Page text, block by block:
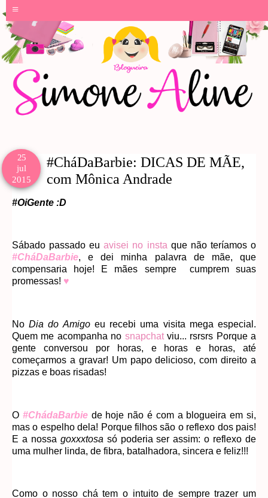
≡
25
jul
2015
#CháDaBarbie: DICAS DE MÃE,
com Mônica Andrade
#OiGente :D
Sábado passado euavisei no insta que não teríamos o
#CháDaBarbie, e dei minha palavra de mãe, que
compensaria hoje! E mães sempre cumprem suas
promessas! ♥
NoDia do Amigoeu recebi uma visita mega especial.
Quem me acompanha no snapchatviu... rsrsrs Porque a
gente conversou por horas, e horas e horas, até
começarmos a gravar! Um papo delicioso, com direito a
pizzas e boas risadas!
O #ChádaBarbiede hoje não é com a blogueira em si,
mas o espelho dela! Porque filhos são o reflexo dos pais!
E a nossa goxxxtosa só poderia ser assim: o reflexo de
uma mulher linda, de fibra, batalhadora, sincera e feliz!!!
Como o nosso chá tem o intuito de sempre trazer um